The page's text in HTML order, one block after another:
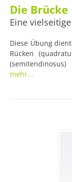
Die Brücke
Eine
Diese Übung
Rücken
abdominis). Sie
mehr...